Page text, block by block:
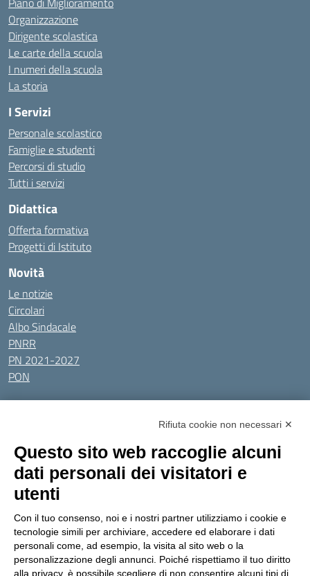
Organizzazione
Dirigente scolastica
Le carte della scuola
I numeri della scuola
La storia
I Servizi
Personale scolastico
Famiglie e studenti
Percorsi di studio
Tutti i servizi
Didattica
Offerta formativa
Progetti di Istituto
Novità
Le notizie
Circolari
Albo Sindacale
PNRR
PN 2021-2027
PON
Tutti gli argomenti
Amministrazione Trasparente
Privacy Policy
Dichiarazione di accessibilitàObiettivi di accessibilità
Seguici su:
Indirizzo:Via Gaetano Donizetti 30, Collegno
Centralino:0114053925 Email: toic8cg002@istruzione.it
Posta elettronica certificata (PEC):toic8cg002@pec.istruzione.it
Rifiuta cookie non necessari ✕
Questo sito web raccoglie alcuni
dati personali dei visitatori e
utenti
Con il tuo consenso, noi e i nostri partner utilizziamo i cookie e
tecnologie simili per archiviare, accedere ed elaborare i dati
personali come, ad esempio, la visita al sito web o la
personalizzazione degli annunci. Poiché rispettiamo il tuo diritto
alla privacy, è possibile scegliere di non consentire alcuni tipi di